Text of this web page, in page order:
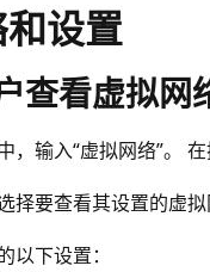
设置
查看虚拟网
输入“虚拟网络”。 在
择要查看其设置的虚拟
以下设置：